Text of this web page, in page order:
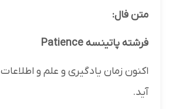
متن فال:
فرشته پاتینسه Patience
اکنون زمان یادگیری و علم و
آید.